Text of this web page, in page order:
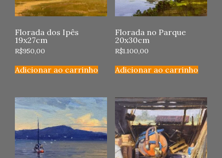
Florada dos Ipês
19x27cm
R$950,00
Adicionar ao carrinho
Florada no Parque
20x30cm
R$1.100,00
Adicionar ao carrinho